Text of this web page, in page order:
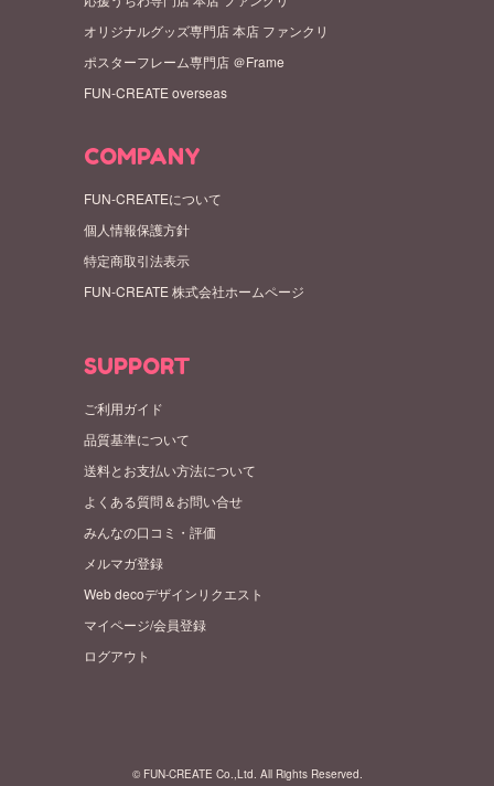
オリジナルグッズ専門店 本店 ファンクリ
ポスターフレーム専門店 ＠Frame
FUN-CREATE overseas
COMPANY
FUN-CREATEについて
個人情報保護方針
特定商取引法表示
FUN-CREATE 株式会社ホームページ
SUPPORT
ご利用ガイド
品質基準について
送料とお支払い方法について
よくある質問＆お問い合せ
みんなの口コミ・評価
メルマガ登録
Web decoデザインリクエスト
マイページ/会員登録
ログアウト
© FUN-CREATE Co.,Ltd. All Rights Reserved.